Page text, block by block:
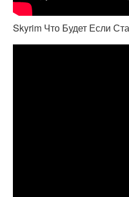
Skyrim Что Будет Если